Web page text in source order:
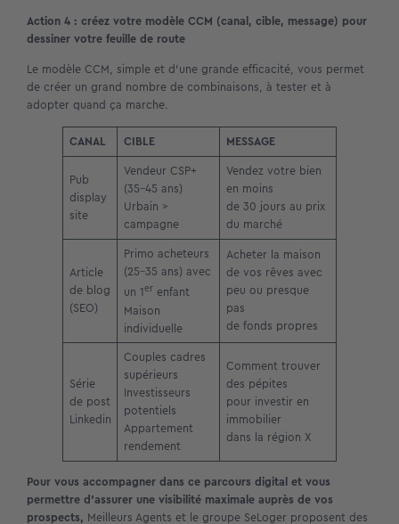
Action 4 : créez votre modèle CCM (canal, cible, message) pour
dessiner votre feuille de route
Le modèle CCM, simple et d’une grande efficacité, vous permet
de créer un grand nombre de combinaisons, à tester et à
adopter quand ça marche.
CANAL CIBLE MESSAGE
Pub
display
site
Vendeur CSP+
(35-45 ans)
Urbain >
campagne
Vendez votre bien
en moins
de 30 jours au prix
du marché
Article
de blog
(SEO)
Primo acheteurs
(25-35 ans) avec
un 1erenfant
Maison
individuelle
Acheter la maison
de vos rêves avec
peu ou presque
pas
de fonds propres
Série
de post
Linkedin
Couples cadres
supérieurs
Investisseurs
potentiels
Appartement
rendement
Comment trouver
des pépites
pour investir en
immobilier
dans la région X
Pour vous accompagner dans ce parcours digital et vous
permettre d’assurer une visibilité maximale auprès de vos
prospects, Meilleurs Agents et le groupe SeLoger proposent des